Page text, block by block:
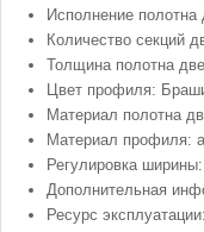
Исполнение полотна
Количество секций
Толщина полотна
Цвет профиля:
Материал полотна
Материал профиля:
Регулировка
Дополнительная
Ресурс